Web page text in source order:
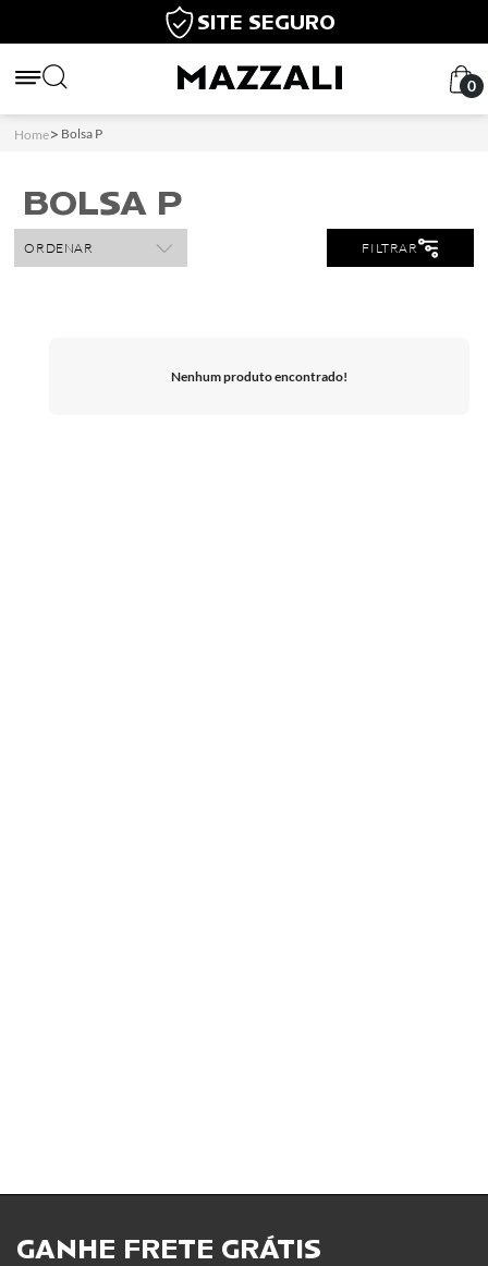
SITE SEGURO
0
Home Bolsa P
BOLSA P
ORDENAR FILTRAR
Nenhum produto encontrado!
GANHE FRETE GRÁTIS ​